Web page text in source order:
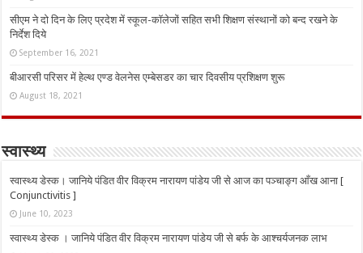
सीएम ने दो दिन के लिए प्रदेश में स्कूल-कॉलेजों सहित सभी शिक्षण संस्थानों को बन्द रखने के
निर्देश दिये
September 16, 2021
बीआरसी परिसर में हेल्थ एण्ड वेलनेस एम्बेसडर का चार दिवसीय प्रशिक्षण शुरू
August 18, 2021
स्वास्थ्य
स्वास्थ्य डेस्क। जानिये पंडित वीर विक्रम नारायण पांडेय जी से आज का पञ्चाङ्ग आँख आना [
Conjunctivitis ]
June 10, 2023
स्वास्थ्य डेस्क । जानिये पंडित वीर विक्रम नारायण पांडेय जी से बर्फ के आश्चर्यजनक लाभ